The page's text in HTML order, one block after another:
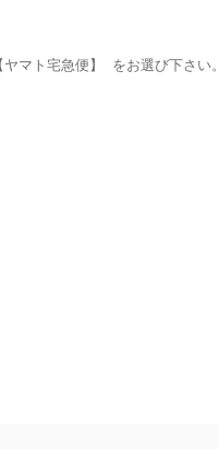
マト宅急便】 をお選び下さい。